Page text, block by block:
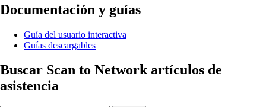
Documentación y guías
Guía del usuario interactiva
Guías descargables
Buscar Scan to Network artículos de
asistencia